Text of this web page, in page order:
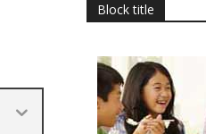
Block title